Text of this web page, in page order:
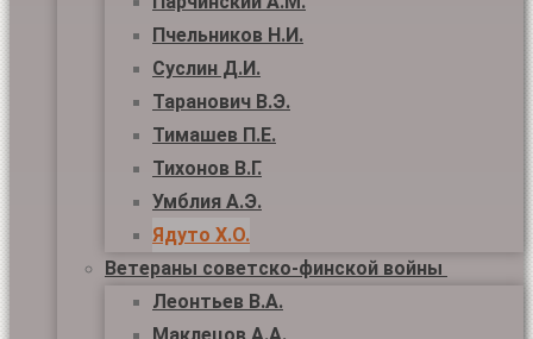
Пчельников Н.И.
Суслин Д.И.
Таранович В.Э.
Тимашев П.Е.
Тихонов В.Г.
Умблия А.Э.
Ядуто Х.О.
Ветераны советско-финской войны
Леонтьев В.А.